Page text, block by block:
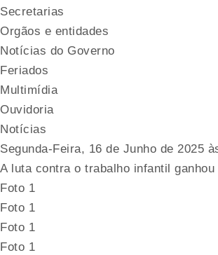
Secretarias
Orgãos e entidades
Notícias do Governo
Feriados
Multimídia
Ouvidoria
Notícias
Segunda-Feira, 16 de Junho de 2025
A luta contra o trabalho infantil
Foto 1
Foto 1
Foto 1
Foto 1